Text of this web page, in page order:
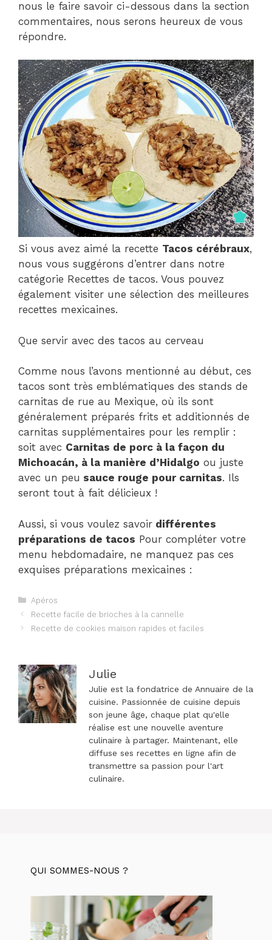
nous le faire savoir ci-dessous dans la section
commentaires, nous serons heureux de vous
répondre.
Si vous avez aimé la recette Tacos cérébraux,
nous vous suggérons d’entrer dans notre
catégorie Recettes de tacos. Vous pouvez
également visiter une sélection des meilleures
recettes mexicaines.
Que servir avec des tacos au cerveau
Comme nous l’avons mentionné au début, ces
tacos sont très emblématiques des stands de
carnitas de rue au Mexique, où ils sont
généralement préparés frits et additionnés de
carnitas supplémentaires pour les remplir :
soit avec Carnitas de porc à la façon du
Michoacán, à la manière d’Hidalgo ou juste
avec un peu sauce rouge pour carnitas. Ils
seront tout à fait délicieux !
Aussi, si vous voulez savoir différentes
préparations de tacos Pour compléter votre
menu hebdomadaire, ne manquez pas ces
exquises préparations mexicaines :
Catégories
Apéros
Navigation
des
Recette facile de brioches à la cannelle
Recette de cookies maison rapides et faciles
Julie
Julie est la fondatrice de Annuaire de la
cuisine. Passionnée de cuisine depuis
son jeune âge, chaque plat qu'elle
réalise est une nouvelle aventure
culinaire à partager. Maintenant, elle
diffuse ses recettes en ligne afin de
transmettre sa passion pour l'art
culinaire.
QUI SOMMES-NOUS ?